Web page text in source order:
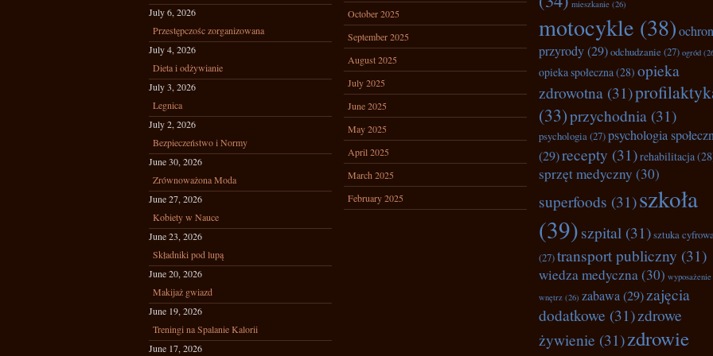
July 6, 2026
Przestępczośc zorganizowana
July 4, 2026
Dieta i odżywianie
July 3, 2026
Legnica
July 2, 2026
Bezpieczeństwo i Normy
June 30, 2026
Zrównoważona Moda
June 27, 2026
Kobiety w Nauce
June 23, 2026
Składniki pod lupą
June 20, 2026
Makijaż gwiazd
June 19, 2026
Treningi na Spalanie Kalorii
June 17, 2026
October 2025
September 2025
August 2025
July 2025
June 2025
May 2025
April 2025
March 2025
February 2025
mieszkanie (26)
motocykle (38)
przyrody(29)odchudzanie (27) ogród
opieka społeczna(28) opieka
zdrowotna (31)
(33)przychodnia (31)
psychologia(27)psychologia
(29)recepty (31)rehabilitacja
sprzęt medyczny (30)
superfoods (31)szkoła
(39)szpital (31)sztuka
(27)transport publiczny (31)
wiedza medyczna(30) wyposażenie
wnętrz (26) zabawa(29)zajęcia
dodatkowe (31)zdrowe
żywienie (31)zdrowie